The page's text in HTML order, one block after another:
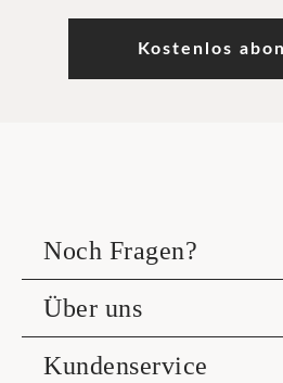
Kostenlos
Noch Fragen?
Über uns
Kundenservice